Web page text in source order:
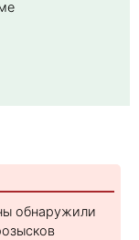
обнаружили